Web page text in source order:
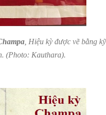
, Hiệu kỳ được vẽ bằng
(Photo: Kauthara).